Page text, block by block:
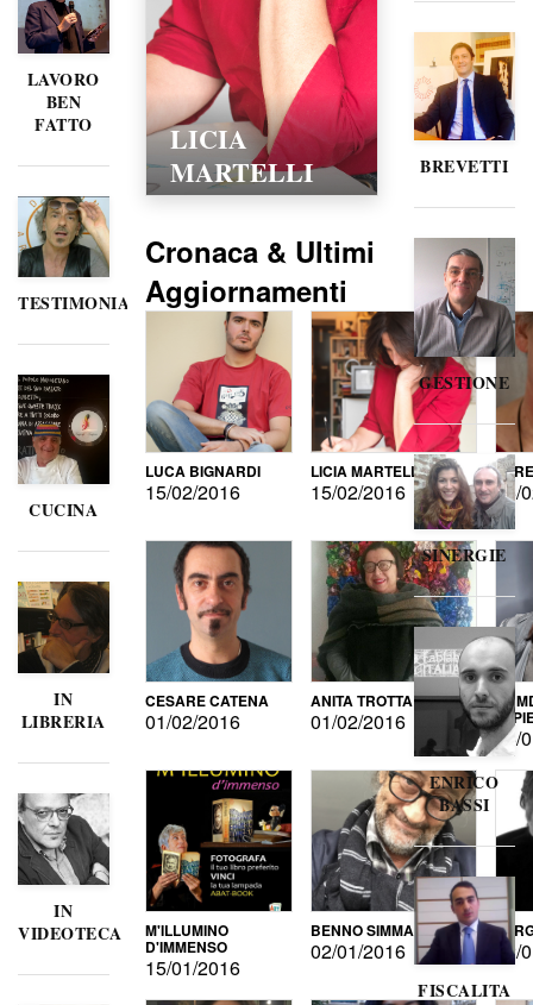
LAVORO
BEN
FATTO
TESTIMONIANZE
CUCINA
IN
LIBRERIA
IN
VIDEOTECA
LICIA
MARTELLI
Cronaca & Ultimi
Aggiornamenti
LUCA BIGNARDI
15/02/2016
LICIA MARTELLI
15/02/2016 15/
CESARE CATENA
01/02/2016
ANITA TROTTA
01/02/2016 DI
15/
M'ILLUMINO
D'IMMENSO
15/01/2016
BENNO SIMMA
02/01/2016
BREVETTI
GESTIONE
SINERGIE
ENRICO
BASSI
FISCALITA